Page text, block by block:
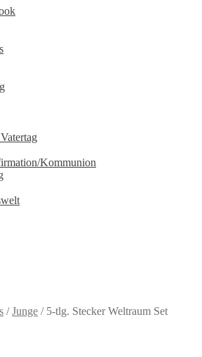
Kommunion
/Junge / 5-tlg. Stecker Weltraum Set